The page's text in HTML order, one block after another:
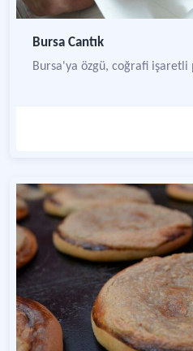
Bursa Cantık
Bursa'ya özgü, coğrafi işaretli